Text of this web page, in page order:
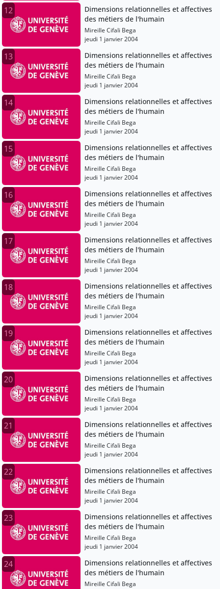
12
Dimensions relationnelles et affectives
des métiers de l'humain
Mireille Cifali Bega
jeudi 1 janvier 2004
13
Dimensions relationnelles et affectives
des métiers de l'humain
Mireille Cifali Bega
jeudi 1 janvier 2004
14
Dimensions relationnelles et affectives
des métiers de l'humain
Mireille Cifali Bega
jeudi 1 janvier 2004
15
Dimensions relationnelles et affectives
des métiers de l'humain
Mireille Cifali Bega
jeudi 1 janvier 2004
16
Dimensions relationnelles et affectives
des métiers de l'humain
Mireille Cifali Bega
jeudi 1 janvier 2004
17
Dimensions relationnelles et affectives
des métiers de l'humain
Mireille Cifali Bega
jeudi 1 janvier 2004
18
Dimensions relationnelles et affectives
des métiers de l'humain
Mireille Cifali Bega
jeudi 1 janvier 2004
19
Dimensions relationnelles et affectives
des métiers de l'humain
Mireille Cifali Bega
jeudi 1 janvier 2004
20
Dimensions relationnelles et affectives
des métiers de l'humain
Mireille Cifali Bega
jeudi 1 janvier 2004
21
Dimensions relationnelles et affectives
des métiers de l'humain
Mireille Cifali Bega
jeudi 1 janvier 2004
22
Dimensions relationnelles et affectives
des métiers de l'humain
Mireille Cifali Bega
jeudi 1 janvier 2004
23
Dimensions relationnelles et affectives
des métiers de l'humain
Mireille Cifali Bega
jeudi 1 janvier 2004
24
Dimensions relationnelles et affectives
des métiers de l'humain
Mireille Cifali Bega